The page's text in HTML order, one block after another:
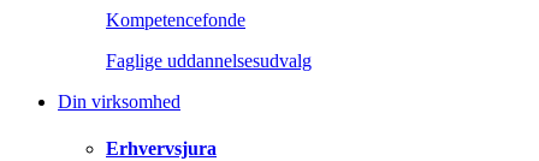
Kompetencefonde
Faglige uddannelsesudvalg
Din virksomhed
Erhvervsjura